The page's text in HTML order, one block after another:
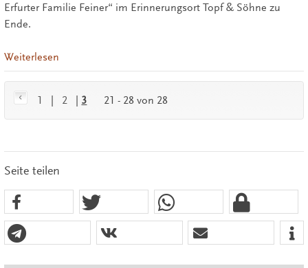
Erfurter Familie Feiner“ im Erinnerungsort Topf & Söhne zu
Ende.
Weiterlesen
1 2 3 21 - 28 von 28
Seite teilen